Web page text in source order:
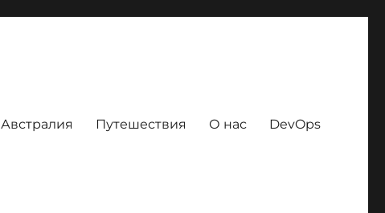
Австралия Путешествия О нас DevOps